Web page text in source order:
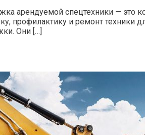
арендуемой спецтехники — это
профилактику и ремонт техники
Они […]